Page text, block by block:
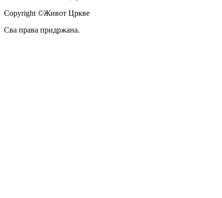
Copyright ©Живот Цркве
Сва права придржана.